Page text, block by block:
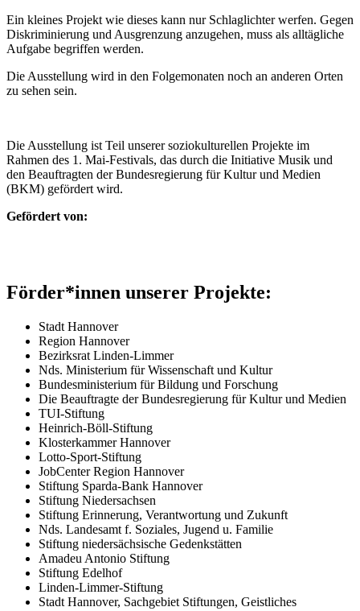
Ein kleines Projekt wie dieses kann nur Schlaglichter werfen. Gegen
Diskriminierung und Ausgrenzung anzugehen, muss als alltägliche
Aufgabe begriffen werden.
Die Ausstellung wird in den Folgemonaten noch an anderen Orten
zu sehen sein.
Die Ausstellung ist Teil unserer soziokulturellen Projekte im
Rahmen des 1. Mai-Festivals, das durch die Initiative Musik und
den Beauftragten der Bundesregierung für Kultur und Medien
(BKM) gefördert wird.
Gefördert von:
Förder*innen unserer Projekte:
Stadt Hannover
Region Hannover
Bezirksrat Linden-Limmer
Nds. Ministerium für Wissenschaft und Kultur
Bundesministerium für Bildung und Forschung
Die Beauftragte der Bundesregierung für Kultur und Medien
TUI-Stiftung
Heinrich-Böll-Stiftung
Klosterkammer Hannover
Lotto-Sport-Stiftung
JobCenter Region Hannover
Stiftung Sparda-Bank Hannover
Stiftung Niedersachsen
Stiftung Erinnerung, Verantwortung und Zukunft
Nds. Landesamt f. Soziales, Jugend u. Familie
Stiftung niedersächsische Gedenkstätten
Amadeu Antonio Stiftung
Stiftung Edelhof
Linden-Limmer-Stiftung
Stadt Hannover, Sachgebiet Stiftungen, Geistliches